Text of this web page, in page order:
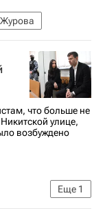
что больше не
улице,
возбуждено
Еще 1